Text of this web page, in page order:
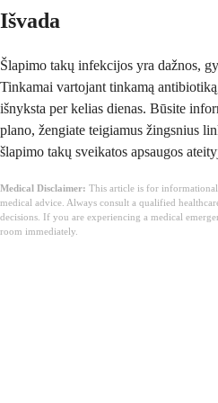
Išvada
Šlapimo takų infekcijos yra dažnos,
Tinkamai vartojant tinkamą
išnyksta per kelias dienas. Būsite
plano, žengiate teigiamus žingsnius
šlapimo takų sveikatos apsaugos
Medical Disclaimer: This article is for
medical advice. Always consult a qualified
decisions. If you are experiencing a medical
room immediately.